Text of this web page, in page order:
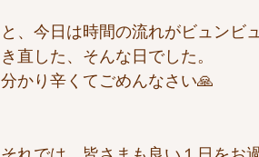
と、今日は時間の流れがビュンビ
き直した、そんな日でした。
分かり辛くてごめんなさい🙏